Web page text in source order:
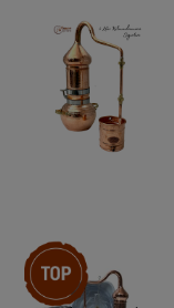
Top-Artikel